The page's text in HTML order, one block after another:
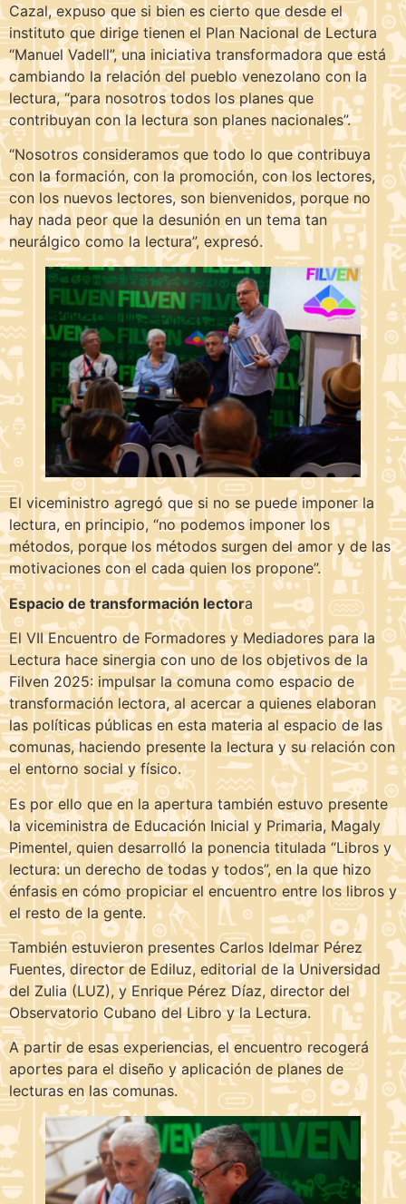
Cazal, expuso que si bien es cierto que desde el
instituto que dirige tienen el Plan Nacional de Lectura
“Manuel Vadell”, una iniciativa transformadora que está
cambiando la relación del pueblo venezolano con la
lectura, “para nosotros todos los planes que
contribuyan con la lectura son planes nacionales”.
“Nosotros consideramos que todo lo que contribuya
con la formación, con la promoción, con los lectores,
con los nuevos lectores, son bienvenidos, porque no
hay nada peor que la desunión en un tema tan
neurálgico como la lectura”, expresó.
El viceministro agregó que si no se puede imponer la
lectura, en principio, “no podemos imponer los
métodos, porque los métodos surgen del amor y de las
motivaciones con el cada quien los propone”.
Espacio de transformación lectora
El VII Encuentro de Formadores y Mediadores para la
Lectura hace sinergia con uno de los objetivos de la
Filven 2025: impulsar la comuna como espacio de
transformación lectora, al acercar a quienes elaboran
las políticas públicas en esta materia al espacio de las
comunas, haciendo presente la lectura y su relación con
el entorno social y físico.
Es por ello que en la apertura también estuvo presente
la viceministra de Educación Inicial y Primaria, Magaly
Pimentel, quien desarrolló la ponencia titulada “Libros y
lectura: un derecho de todas y todos”, en la que hizo
énfasis en cómo propiciar el encuentro entre los libros y
el resto de la gente.
También estuvieron presentes Carlos Idelmar Pérez
Fuentes, director de Ediluz, editorial de la Universidad
del Zulia (LUZ), y Enrique Pérez Díaz, director del
Observatorio Cubano del Libro y la Lectura.
A partir de esas experiencias, el encuentro recogerá
aportes para el diseño y aplicación de planes de
lecturas en las comunas.